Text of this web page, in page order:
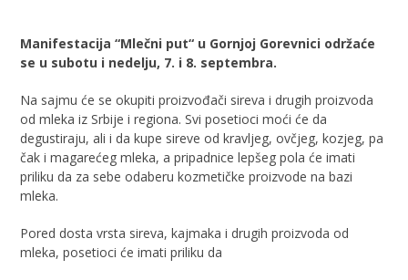
Manifestacija “Mlečni put“ u Gornjoj Gorevnici održaće
se u subotu i nedelju, 7. i 8. septembra.
Na sajmu će se okupiti proizvođači sireva i drugih proizvoda
od mleka iz Srbije i regiona. Svi posetioci moći će da
degustiraju, ali i da kupe sireve od kravljeg, ovčjeg, kozjeg, pa
čak i magarećeg mleka, a pripadnice lepšeg pola će imati
priliku da za sebe odaberu kozmetičke proizvode na bazi
mleka.
Pored dosta vrsta sireva, kajmaka i drugih proizvoda od
mleka, posetioci će imati priliku da